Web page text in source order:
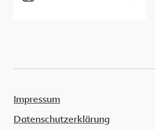
Impressum
Datenschutzerklärung